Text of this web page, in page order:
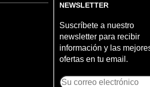
NEWSLETTER
Suscríbete a nuestro
newsletter para recibir
información y las
ofertas en tu email.